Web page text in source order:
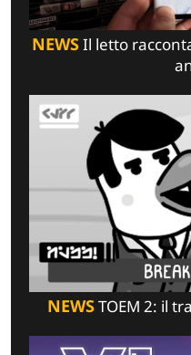
NEWSIl letto
NEWSTOEM 2: il